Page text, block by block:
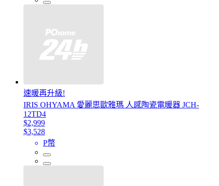
速暖再升級!
IRIS OHYAMA 愛麗思歐雅瑪 人感陶瓷電暖器 JCH-
12TD4
$2,999
$3,528
P幣